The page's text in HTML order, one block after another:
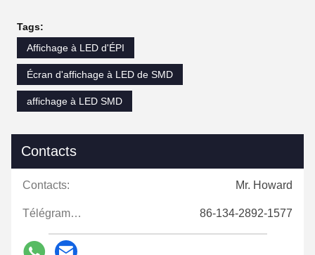
Tags:
Affichage à LED d'ÉPI
Écran d'affichage à LED de SMD
affichage à LED SMD
Contacts
Contacts: Mr. Howard
Télégramme: 86-134-2892-1577